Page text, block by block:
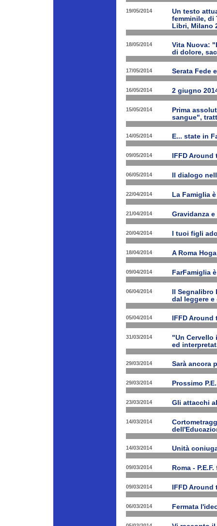
19/05/2014
Un testo
femminile, di
Libri, Milano
18/05/2014
Vita Nuova:
di dolore,
17/05/2014 Serata Fede
16/05/2014 2 giugno
15/05/2014
Prima
sangue",
14/05/2014 E... state in
09/05/2014 IFFD
06/05/2014 Il dialogo
22/04/2014 La Famiglia
21/04/2014 Gravidanza
20/04/2014 I tuoi figli
18/04/2014 A Roma
09/04/2014 FarFamiglia
06/04/2014
Il
dal leggere
05/04/2014 IFFD
31/03/2014
"Un Cervello
ed
29/03/2014 Sarà ancora
29/03/2014 Prossimo
23/03/2014 Gli attacchi
14/03/2014
14/03/2014 Unità
09/03/2014 Roma -
09/03/2014 IFFD
06/03/2014 Fermata